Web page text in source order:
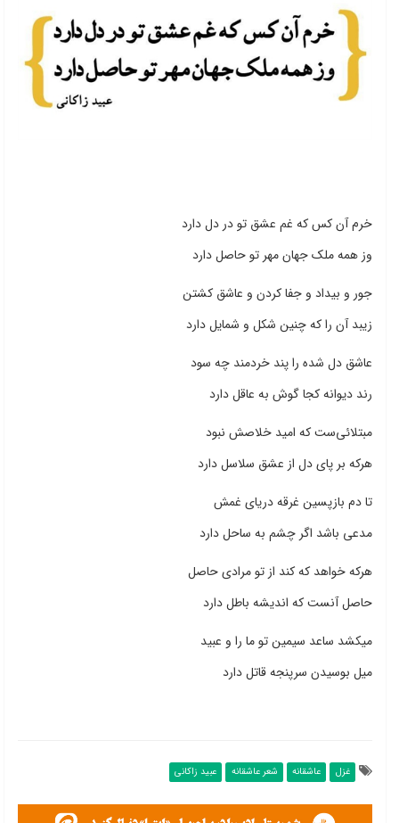
خرم آن کس که غم عشق تو در دل دارد
وز همه ملک جهان مهر تو حاصل دارد
جور و بیداد و جفا کردن و عاشق کشتن
زیبد آن را که چنین شکل و شمایل دارد
عاشق دل شده را پند خردمند چه سود
رند دیوانه کجا گوش به عاقل دارد
مبتلائی‌ست که امید خلاصش نبود
هرکه بر پای دل از عشق سلاسل دارد
تا دم بازپسین غرقه دریای غمش
مدعی باشد اگر چشم به ساحل دارد
هرکه خواهد که کند از تو مرادی حاصل
حاصل آنست که اندیشه باطل دارد
میکشد ساعد سیمین تو ما را و عبید
میل بوسیدن سرپنجه قاتل دارد
غزل عاشقانه شعر عاشقانه عبید زاکانی